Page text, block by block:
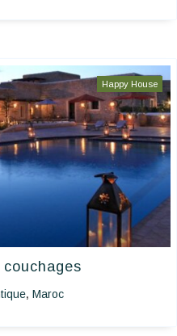
Happy House
, Maroc